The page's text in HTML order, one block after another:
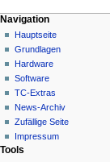
N
a
v
g
a
i
Seitenaktionen
Kategorie
Diskussion
Lesen
Quelltext
anzeigen
Versionsgeschichte
Meine Werkzeuge
Deutsch
Anmelden
Navigation
Hauptseite
Grundlagen
Hardware
Software
TC-Extras
News-Archiv
Zufällige Seite
Impressum
Tools